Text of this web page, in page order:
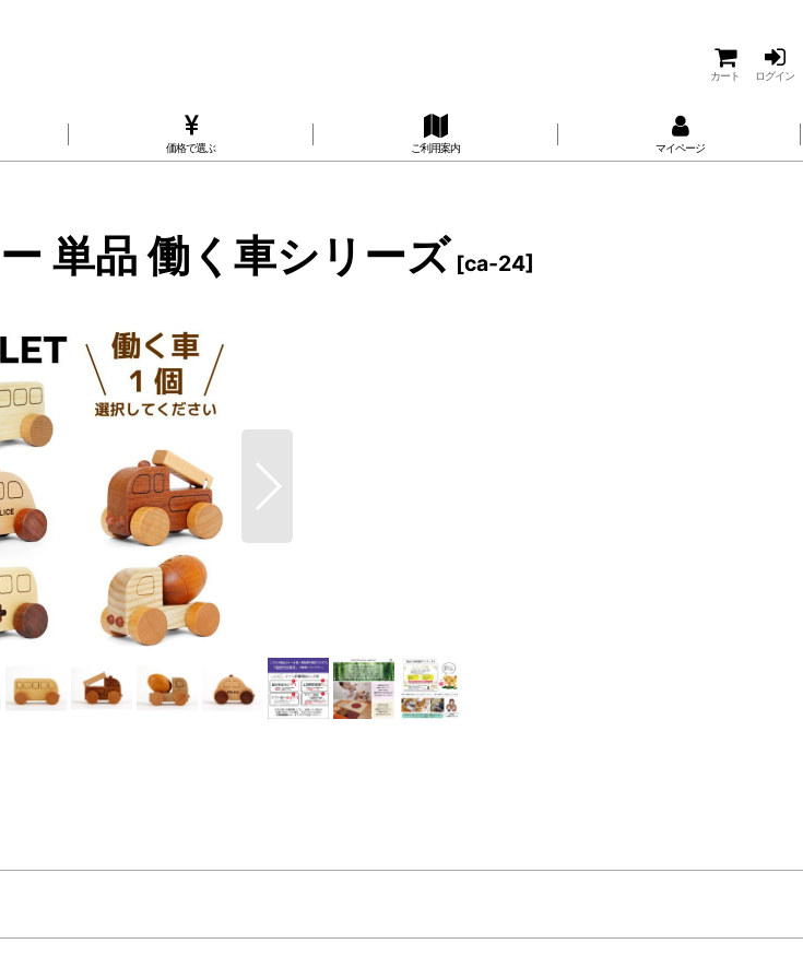
カート ログイン
価格で選ぶ ご利用案内 マイページ
単品 働く車シリーズ [ca-24]